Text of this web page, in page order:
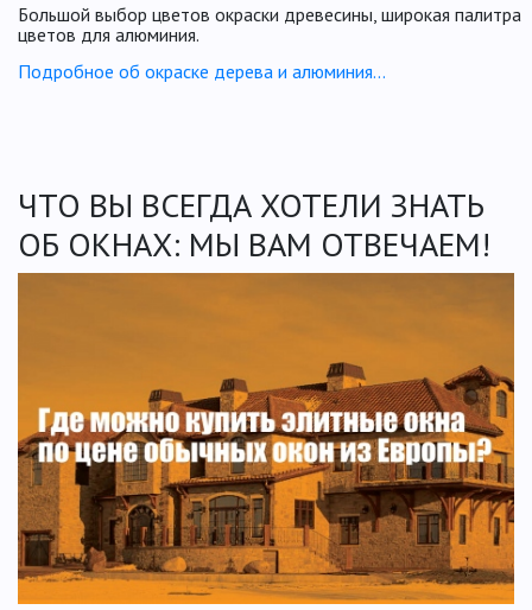
Большой выбор цветов окраски древесины, широкая палитра
цветов для алюминия.
Подробное об окраске дерева и алюминия...
ЧТО ВЫ ВСЕГДА ХОТЕЛИ ЗНАТЬ
ОБ ОКНАХ: МЫ ВАМ ОТВЕЧАЕМ!